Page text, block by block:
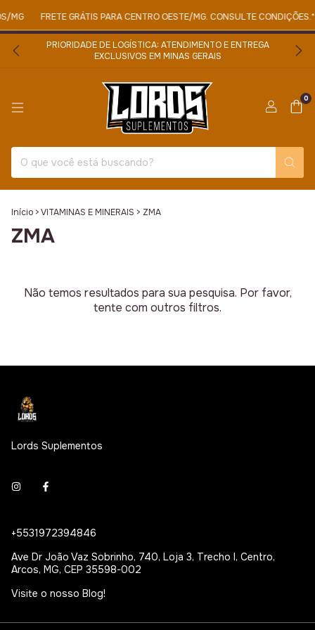
MG FRETE GRÁTIS PARA CENTRO OESTE/MG. CONSULTE CONDIÇÕES.*
PRIORIDADE DE LOGÍSTICA: ATENDIMENTO E ENTREGA
EXCLUSIVOS EM MINAS GERAIS
0
Início >VITAMINAS E MINERAIS > ZMA
ZMA
Não temos resultados para sua pesquisa. Por favor,
tente com outros filtros.
Lords Suplementos
+5531972394846
Ave Dr João Vaz Sobrinho, 740, Loja 3, Trecho I, Centro,
Arcos, MG, CEP 35598-002
Visite o nosso Blog!